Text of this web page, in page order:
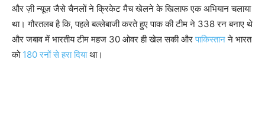
और ज़ी न्यूज़ जैसे चैनलों ने क्रिकेट मैच खेलने के खिलाफ एक अभियान चलाया
था। गौरतलब है कि, पहले बल्लेबाजी करते हुए पाक की टीम ने 338 रन बनाए थे
और जबाव में भारतीय टीम महज 30 ओवर ही खेल सकी औरपाकिस्तानने भारत
को 180 रनों से हरा दियाथा।